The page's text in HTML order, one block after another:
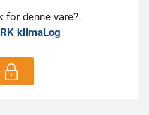
for denne vare?
klimaLog